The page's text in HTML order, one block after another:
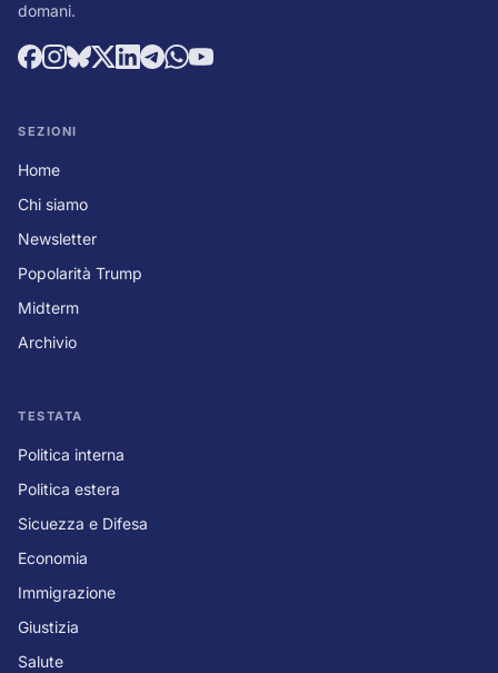
domani.
SEZIONI
Home
Chi siamo
Newsletter
Popolarità Trump
Midterm
Archivio
TESTATA
Politica interna
Politica estera
Sicuezza e Difesa
Economia
Immigrazione
Giustizia
Salute